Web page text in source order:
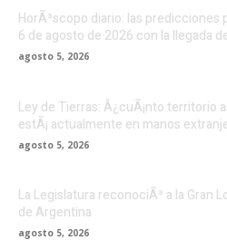
HorÃ³scopo diario: las predicciones
6 de agosto de 2026 con la llegada
agosto 5, 2026
Ley de Tierras: Â¿cuÃ¡nto territorio
estÃ¡ actualmente en manos
agosto 5, 2026
La Legislatura reconociÃ³ a la Gran
de Argentina
agosto 5, 2026